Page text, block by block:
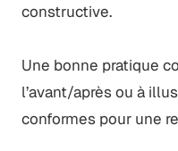
constructive.
Une bonne pratique
l’avant/après ou à
conformes pour une